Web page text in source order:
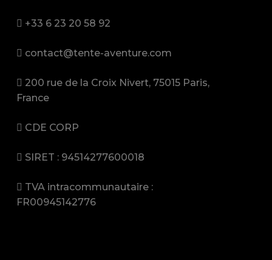
+33 6 23 20 58 92
contact@tente-aventure.com
200 rue de la Croix Nivert, 75015 Paris,
France
CDE CORP
SIRET : 94514277600018
TVA intracommunautaire :
FR00945142776